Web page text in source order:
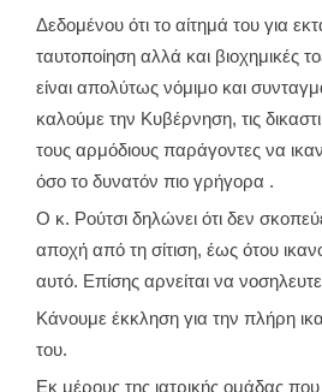
Δεδομένου ότι το αίτημά του για
ταυτοποίηση αλλά και βιοχημικές
είναι απολύτως νόμιμο και
καλούμε την Κυβέρνηση, τις
τους αρμόδιους παράγοντες να
όσο το δυνατόν πιο γρήγορα .
Ο κ. Ρούτσι δηλώνει ότι δεν
αποχή από τη σίτιση, έως ότου
αυτό. Επίσης αρνείται να
Κάνουμε έκκληση για την πλήρη
του.
Εκ μέρους της ιατρικής ομάδας